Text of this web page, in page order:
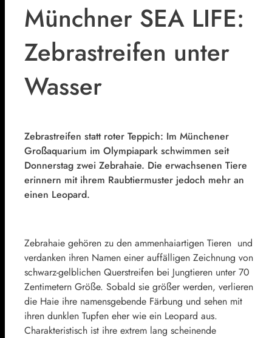
Münchner SEA LIFE:
Zebrastreifen unter
Wasser
Zebrastreifen statt roter Teppich: Im Münchener
Großaquarium im Olympiapark schwimmen seit
Donnerstag zwei Zebrahaie. Die erwachsenen Tiere
erinnern mit ihrem Raubtiermuster jedoch mehr an
einen Leopard.
Zebrahaie gehören zu den ammenhaiartigen Tieren und
verdanken ihren Namen einer auffälligen Zeichnung von
schwarz-gelblichen Querstreifen bei Jungtieren unter 70
Zentimetern Größe. Sobald sie größer werden, verlieren
die Haie ihre namensgebende Färbung und sehen mit
ihren dunklen Tupfen eher wie ein Leopard aus.
Charakteristisch ist ihre extrem lang scheinende